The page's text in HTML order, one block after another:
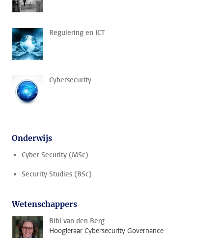
Regulering en ICT
Cybersecurity
Onderwijs
Cyber Security (MSc)
Security Studies (BSc)
Wetenschappers
Bibi van den Berg
Hoogleraar Cybersecurity Governance